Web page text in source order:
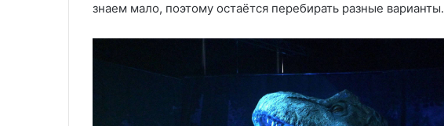
знаем мало, поэтому остаётся перебирать разные варианты.